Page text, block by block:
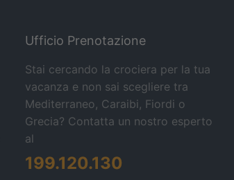
Ufficio Prenotazione
Stai cercando la crociera per la tua
vacanza e non sai scegliere tra
Mediterraneo, Caraibi, Fiordi o
Grecia? Contatta un nostro esperto
al
199.120.130